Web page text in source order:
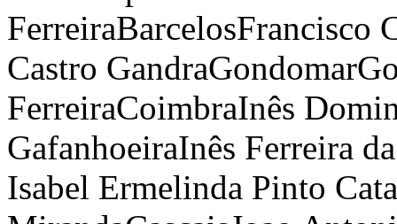
FerreiraBarcelosFrancisco
Castro GandraGondomar
FerreiraCoimbraInês
GafanhoeiraInês Ferreira
Isabel Ermelinda Pinto